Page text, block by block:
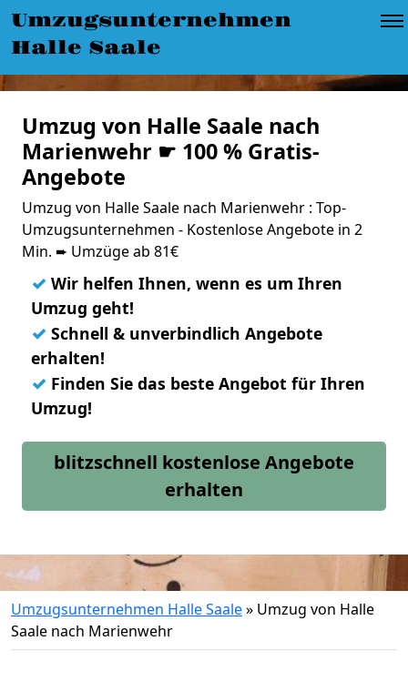
Umzugsunternehmen
Halle Saale
Umzug von Halle Saale nach
Marienwehr ☛ 100 % Gratis-
Angebote
Umzug von Halle Saale nach Marienwehr : Top-
Umzugsunternehmen - Kostenlose Angebote in 2
Min. ➨ Umzüge ab 81€
✓ Wir helfen Ihnen, wenn es um Ihren
Umzug geht!
✓ Schnell & unverbindlich Angebote
erhalten!
✓ Finden Sie das beste Angebot für Ihren
Umzug!
blitzschnell kostenlose Angebote
erhalten
Umzugsunternehmen Halle Saale» Umzug von Halle
Saale nach Marienwehr